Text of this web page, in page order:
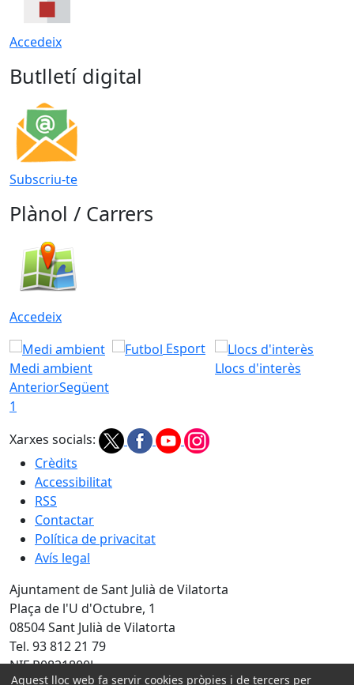
Accedeix
Butlletí digital
Subscriu-te
Plànol / Carrers
Accedeix
Medi ambient
Esport
Llocs d'interès
AnteriorSegüent
1
Xarxes socials:
Crèdits
Accessibilitat
RSS
Contactar
Política de privacitat
Avís legal
Ajuntament de Sant Julià de Vilatorta
Plaça de l'U d'Octubre, 1
08504 Sant Julià de Vilatorta
Tel. 93 812 21 79
NIF P0821800J
Aquest lloc web fa servir cookies pròpies i de tercers per